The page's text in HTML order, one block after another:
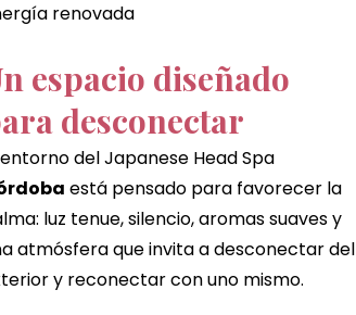
renovada
espacio diseñado
desconectar
entorno del Japanese Head Spa
está pensado para favorecer la
luz tenue, silencio, aromas suaves y
atmósfera que invita a desconectar del
y reconectar con uno mismo.